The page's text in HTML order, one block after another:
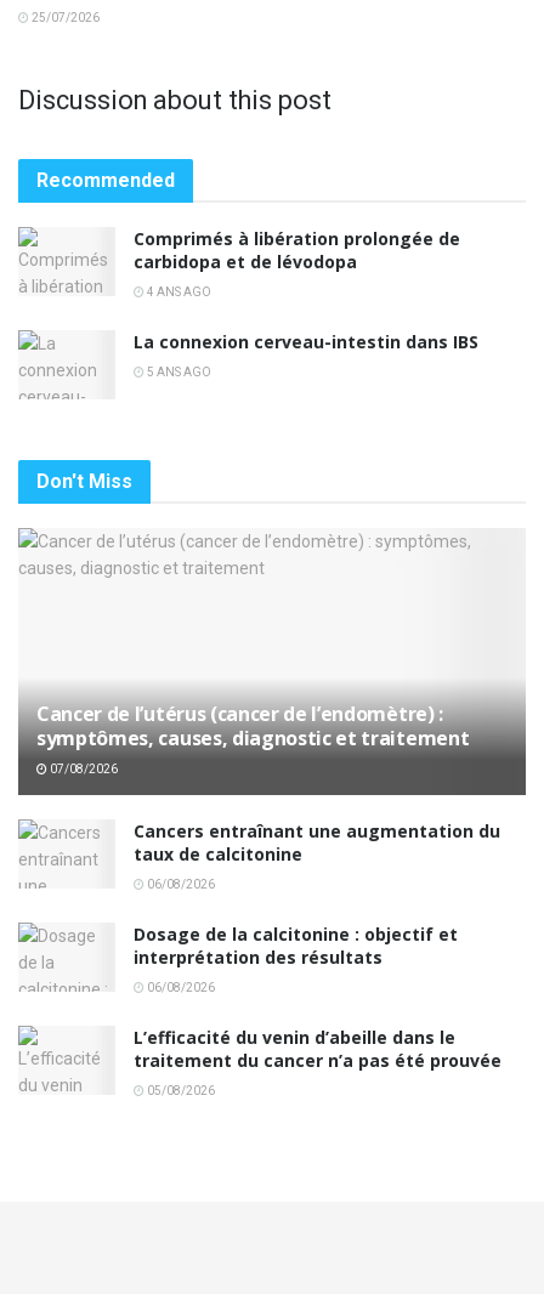
25/07/2026
Discussion about this post
Recommended
Comprimés à libération prolongée de
carbidopa et de lévodopa
4 ANS AGO
La connexion cerveau-intestin dans IBS
5 ANS AGO
Don't Miss
Cancer de l’utérus (cancer de l’endomètre) :
symptômes, causes, diagnostic et traitement
07/08/2026
Cancers entraînant une augmentation du
taux de calcitonine
06/08/2026
Dosage de la calcitonine : objectif et
interprétation des résultats
06/08/2026
L’efficacité du venin d’abeille dans le
traitement du cancer n’a pas été prouvée
05/08/2026